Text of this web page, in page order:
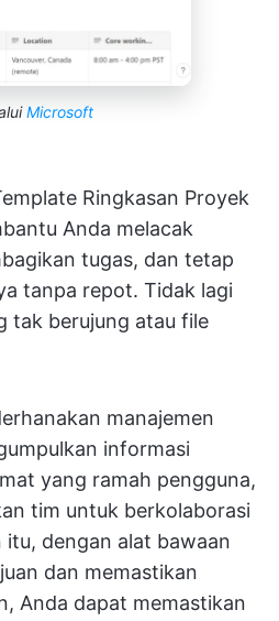
Microsoft
Ringkasan Proyek
Anda melacak
tugas, dan tetap
tanpa repot. Tidak lagi
tak berujung atau file
manajemen
informasi
yang ramah pengguna,
tim untuk berkolaborasi
itu, dengan alat bawaan
dan memastikan
Anda dapat memastikan